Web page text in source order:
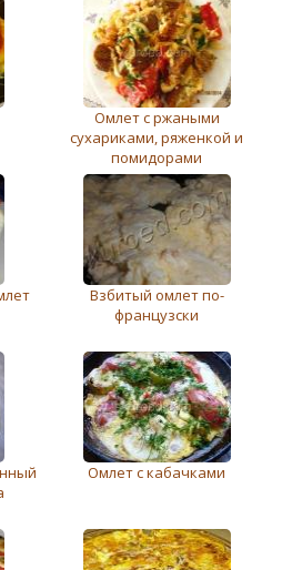
Омлет с ржаными
сухариками, ряженкой и
помидорами
Взбитый омлет по-
французски
Омлет с кабачками